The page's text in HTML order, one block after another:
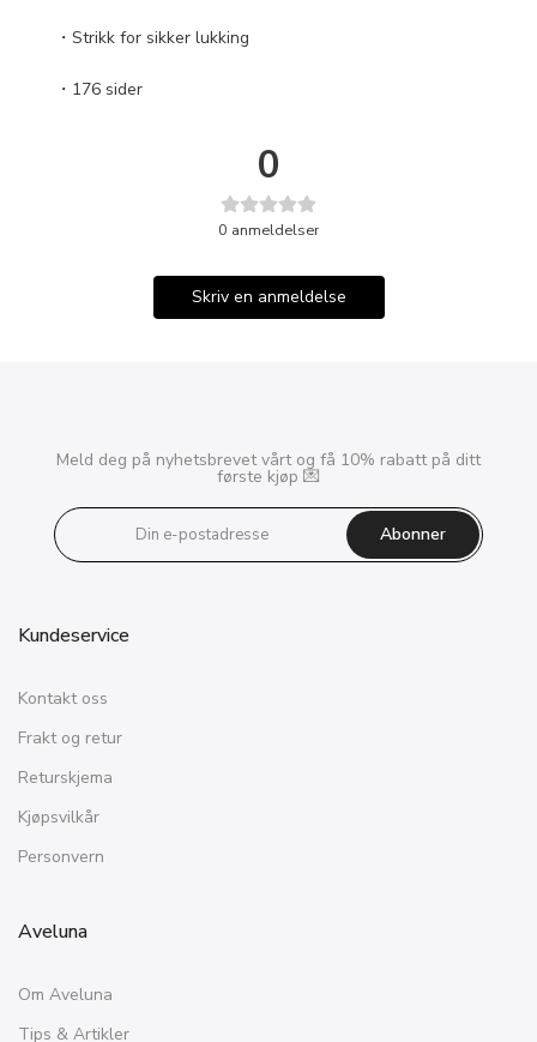
・Strikk for sikker lukking
・176 sider
0
0 anmeldelser
Skriv en anmeldelse
Meld deg på nyhetsbrevet vårt og få 10% rabatt på ditt
første kjøp 💌
Abonner
Kundeservice
Kontakt oss
Frakt og retur
Returskjema
Kjøpsvilkår
Personvern
Aveluna
Om Aveluna
Tips & Artikler